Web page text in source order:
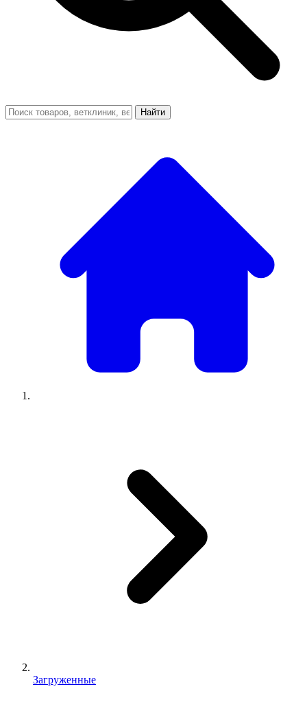
Найти
Загруженные